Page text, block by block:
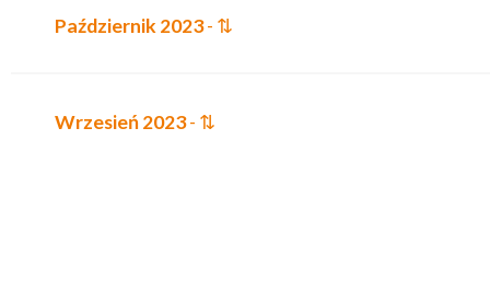
Październik 2023- ⇅
Wrzesień 2023- ⇅